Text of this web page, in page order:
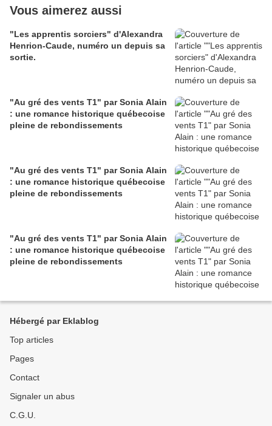
Vous aimerez aussi
"Les apprentis sorciers" d'Alexandra
Henrion-Caude, numéro un depuis sa
sortie.
"Au gré des vents T1" par Sonia Alain
: une romance historique québecoise
pleine de rebondissements
"Au gré des vents T1" par Sonia Alain
: une romance historique québecoise
pleine de rebondissements
"Au gré des vents T1" par Sonia Alain
: une romance historique québecoise
pleine de rebondissements
Hébergé par Eklablog
Top articles
Pages
Contact
Signaler un abus
C.G.U.